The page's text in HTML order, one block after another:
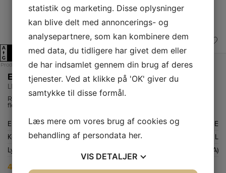
A
↑
G
Produktdatablad
Electrolux Køleskab
LRB2DE33W-V
Rummeligt køleskab fra Electrolux med DynamicAir teknologi,
fleksibel indretning og 309 liter kølevolumen.
Energiklasse
E
Kølekapacitet netto
309 L
Lydniveau
38 dB(A)
4.555,- 6.499,-
statistik og marketing. Disse oplysninger
kan blive delt med annoncerings- og
analysepartnere, som kan kombinere dem
med data, du tidligere har givet dem eller
de har indsamlet gennem din brug af deres
tjenester. Ved at klikke på 'OK' giver du
samtykke til disse formål.
Læs mere om vores brug af cookies og
behandling af persondata her.
VIS DETALJER